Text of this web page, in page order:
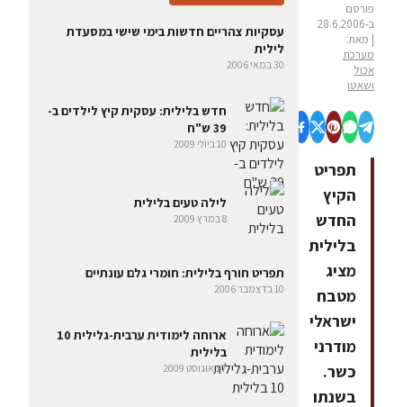
פורסם
ב-28.6.2006
| מאת:
מערכת
אכול
ושאטו
תפריט
הקיץ
החדש
בלילית
מציג
מטבח
ישראלי
מודרני
כשר.
בשנתו
עסקיות צהריים חדשות בימי שישי במסעדת
לילית
30 במאי 2006
חדש בלילית: עסקית קיץ לילדים ב-
39 ש"ח
10 ביולי 2009
לילה טעים בלילית
8 במרץ 2009
תפריט חורף בלילית: חומרי גלם עונתיים
10 בדצמבר 2006
ארוחה לימודית ערבית-גלילית 10
בלילית
7 באוגוסט 2009